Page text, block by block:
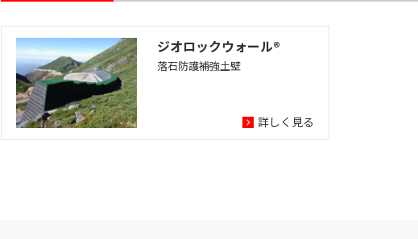
ジオロックウォール®
落石防護補強土壁
詳しく見る